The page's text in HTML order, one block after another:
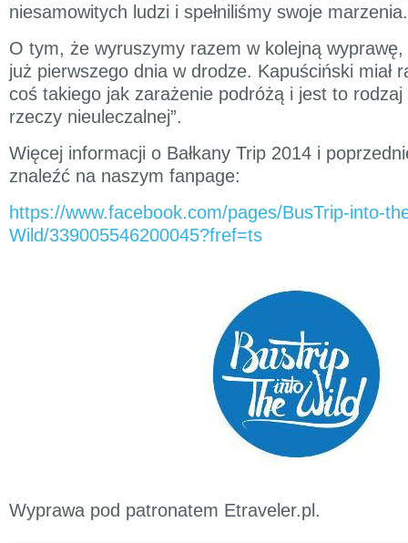
niesamowitych ludzi i spełniliśmy swoje marzenia.
O tym, że wyruszymy razem w kolejną
już pierwszego dnia w drodze. Kapuściński miał
coś takiego jak zarażenie podróżą i jest to
rzeczy nieuleczalnej”.
Więcej informacji o Bałkany Trip 2014 i
znaleźć na naszym fanpage:
https://www.facebook.com/pages/BusTrip-into-
Wild/339005546200045?fref=ts
Wyprawa pod patronatem Etraveler.pl.